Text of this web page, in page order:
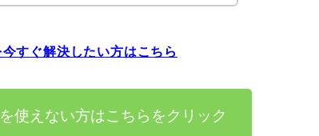
すぐ解決したい方はこちら
使えない方はこちらをクリック